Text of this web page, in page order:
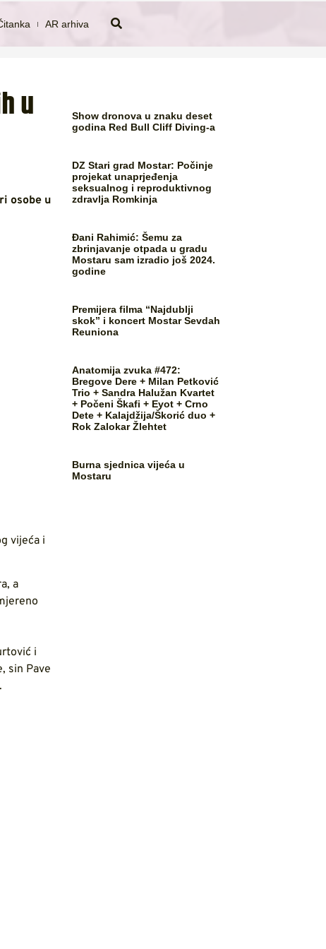
AR arhiva
u
osobe u
vijeća i
a
i
sin Pave
Show dronova u znaku deset
godina Red Bull Cliff Diving-a
DZ Stari grad Mostar: Počinje
projekat unaprjeđenja
seksualnog i reproduktivnog
zdravlja Romkinja
Đani Rahimić: Šemu za
zbrinjavanje otpada u gradu
Mostaru sam izradio još 2024.
godine
Premijera filma “Najdublji
skok” i koncert Mostar Sevdah
Reuniona
Anatomija zvuka #472:
Bregove Dere + Milan Petković
Trio + Sandra Halužan Kvartet
+ Počeni Škafi + Eyot + Crno
Dete + Kalajdžija/Škorić duo +
Rok Zalokar Žlehtet
Burna sjednica vijeća u
Mostaru